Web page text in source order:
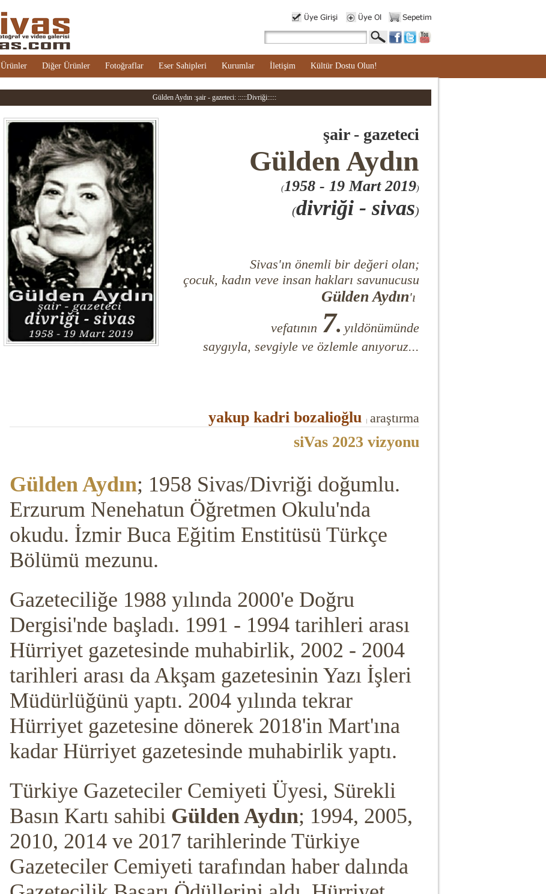
Ürünler Diğer Ürünler Fotoğraflar Eser Sahipleri Kurumlar İletişim Kültür Dostu Olun!
Gülden Aydın :şair - gazeteci: :::::Divriği:::::
şair - gazeteci
Gülden Aydın
(1958 - 19 Mart 2019)
(divriği - sivas)
Sivas'ın önemli bir değeri olan;
çocuk, kadın veve insan hakları savunucusu
Gülden Aydın'ı
vefatının 7. yıldönümünde
saygıyla, sevgiyle ve özlemle anıyoruz...
yakup kadri bozalioğlu araştırma
siVas 2023 vizyonu
Gülden Aydın; 1958 Sivas/Divriği doğumlu.
Erzurum Nenehatun Öğretmen Okulu'nda
okudu. İzmir Buca Eğitim Enstitüsü Türkçe
Bölümü mezunu.
Gazeteciliğe 1988 yılında 2000'e Doğru
Dergisi'nde başladı. 1991 - 1994 tarihleri arası
Hürriyet gazetesinde muhabirlik, 2002 - 2004
tarihleri arası da Akşam gazetesinin Yazı İşleri
Müdürlüğünü yaptı. 2004 yılında tekrar
Hürriyet gazetesine dönerek 2018'in Mart'ına
kadar Hürriyet gazetesinde muhabirlik yaptı.
Türkiye Gazeteciler Cemiyeti Üyesi, Sürekli
Basın Kartı sahibi Gülden Aydın; 1994, 2005,
2010, 2014 ve 2017 tarihlerinde Türkiye
Gazeteciler Cemiyeti tarafından haber dalında